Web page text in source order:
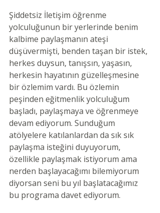
Şiddetsiz İletişim öğrenme
yolculuğunun bir yerlerinde benim
kalbime paylaşmanın ateşi
düşüvermişti, benden taşan bir istek,
herkes duysun, tanışsın, yaşasın,
herkesin hayatının güzelleşmesine
bir özlemim vardı. Bu özlemin
peşinden eğitmenlik yolculuğum
başladı, paylaşmaya ve öğrenmeye
devam ediyorum. Sunduğum
atölyelere katılanlardan da sık sık
paylaşma isteğini duyuyorum,
özellikle paylaşmak istiyorum ama
nerden başlayacağımı bilemiyorum
diyorsan seni bu yıl başlatacağımız
bu programa davet ediyorum.